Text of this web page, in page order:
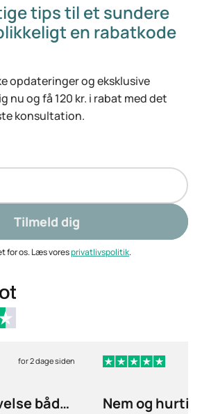
tips til et sundere
en rabatkode
opdateringer og eksklusive
nu og få 120 kr. i rabat med det
konsultation.
Tilmeld dig
for os. Læs voresprivatlivspolitik.
for 2 dage siden
både
Nem og hurtig